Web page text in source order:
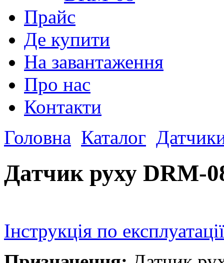
Прайс
Де купити
На завантаження
Про нас
Контакти
Головна Каталог
Датчик руху DRM-
Інструкція по експлуатації